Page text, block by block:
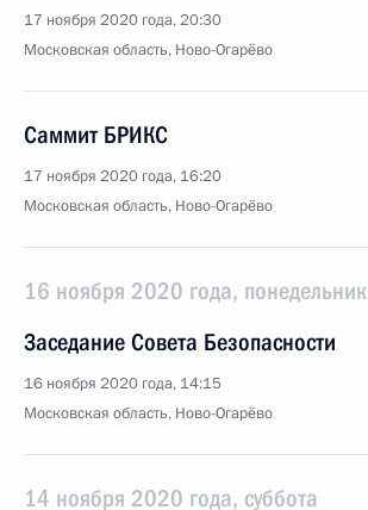
17 ноября 2020 года, 20:30
Московская область, Ново-Огарёво
Саммит БРИКС
17 ноября 2020 года, 16:20
Московская область, Ново-Огарёво
16 ноября 2020 года, понедельник
Заседание Совета Безопасности
16 ноября 2020 года, 14:15
Московская область, Ново-Огарёво
14 ноября 2020 года, суббота